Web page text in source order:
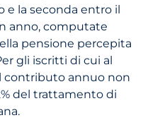
e la seconda entro il
anno, computate
pensione percepita
gli iscritti di cui al
contributo annuo non
del trattamento di